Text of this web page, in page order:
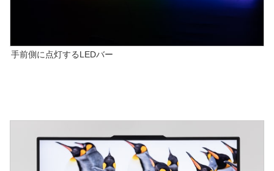
手前側に点灯するLEDバー